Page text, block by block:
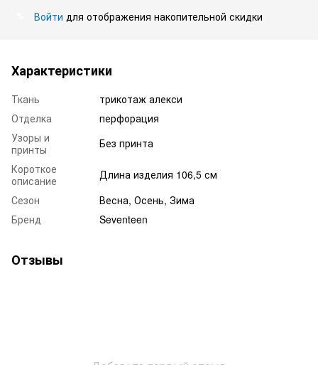
Войти для отображения накопительной скидки
Характеристики
Ткань
трикотаж алекси
Отделка
перфорация
Узоры и
принты
Без принта
Короткое
описание
Длина изделия 106,5 см
Сезон
Весна, Осень, Зима
Бренд
Seventeen
Отзывы